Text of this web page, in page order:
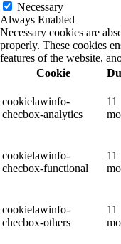
Necessary
Always Enabled
Necessary cookies are
properly. These cookies
features of the website,
Cookie
cookielawinfo-
checbox-analytics
11
cookielawinfo-
checbox-functional
11
cookielawinfo-
checbox-others
11